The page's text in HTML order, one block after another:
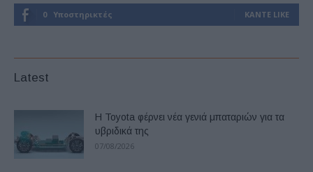
0 Υποστηρικτές ΚΆΝΤΕ LIKE
Latest
Η Toyota φέρνει νέα γενιά μπαταριών για τα
υβριδικά της
07/08/2026